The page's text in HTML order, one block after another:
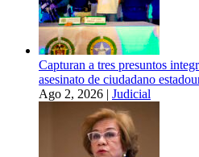
Capturan a tres presuntos
asesinato de ciudadano
Ago 2, 2026 | Judicial